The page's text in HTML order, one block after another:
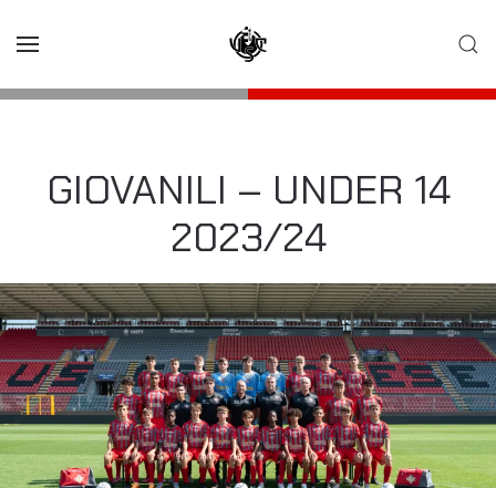
GIOVANILI – UNDER 14
2023/24